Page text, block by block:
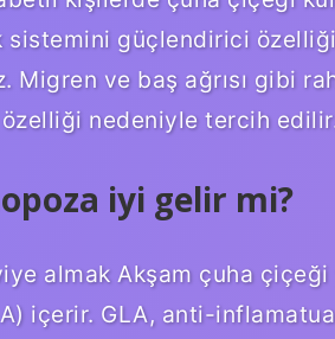
sistemini güçlendirici
ve baş ağrısı gibi
nedeniyle tercih
iyi gelir mi?
almak Akşam çuha
içerir. GLA, anti-